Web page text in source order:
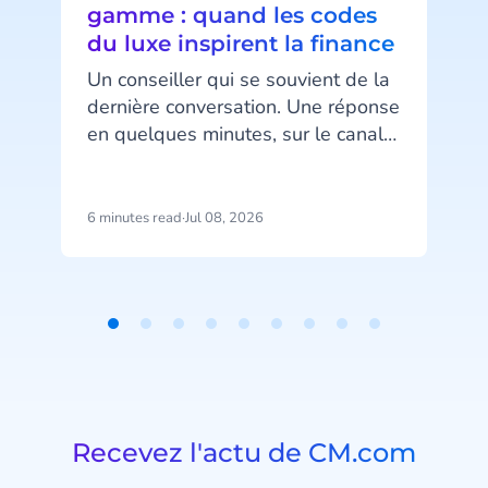
gamme : quand les codes
du luxe inspirent la finance
Un conseiller qui se souvient de la
dernière conversation. Une réponse
en quelques minutes, sur le canal
tard. Ce niveau d’attention, associé
6 minutes read·Jul 08, 2026
Recevez l'actu de CM.com